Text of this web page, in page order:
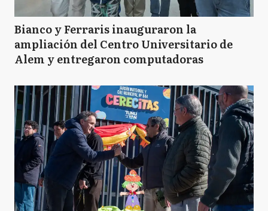
Bianco y Ferraris inauguraron la
ampliación del Centro Universitario de
Alem y entregaron computadoras